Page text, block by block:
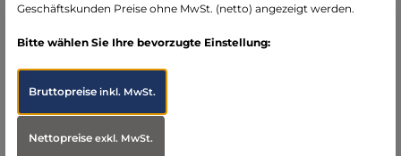
Der Klassiker unter den Umfeldleuchten. Tausendfach bei
Rettungs,- und Hilfsorganisationen im Einsatz.Danke einer
Geschäftskunden Preise ohne MwSt. (netto) angezeigt werden.
Bitte wählen Sie Ihre bevorzugte Einstellung:
Bruttopreiseinkl. MwSt.
Nettopreiseexkl. MwSt.